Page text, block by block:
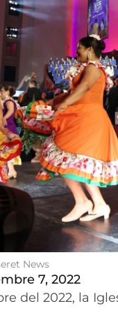
News
7, 2022
del 2022, la